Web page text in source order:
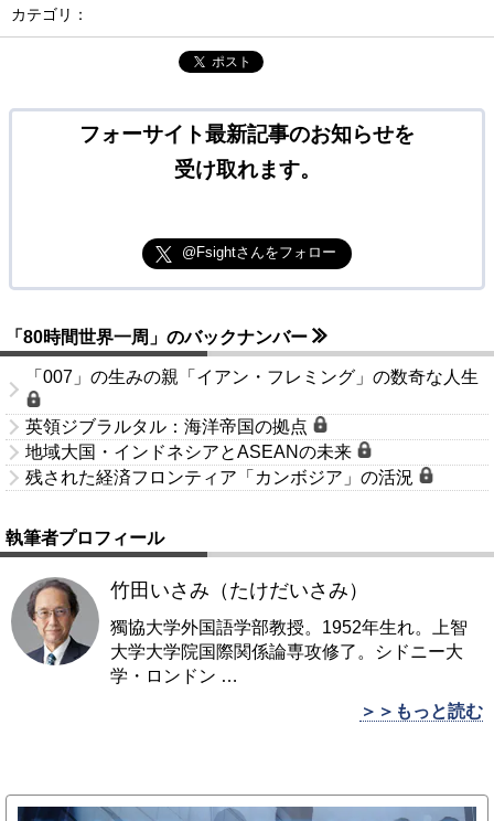
カテゴリ：
ポスト
フォーサイト最新記事のお知らせを
受け取れます。
@Fsightさんをフォロー
「80時間世界一周」のバックナンバー
「007」の生みの親「イアン・フレミング」の数奇な人生
英領ジブラルタル：海洋帝国の拠点
地域大国・インドネシアとASEANの未来
残された経済フロンティア「カンボジア」の活況
執筆者プロフィール
竹田いさみ（たけだいさみ）
獨協大学外国語学部教授。1952年生れ。上智
大学大学院国際関係論専攻修了。シドニー大
学・ロンドン …
＞＞もっと読む